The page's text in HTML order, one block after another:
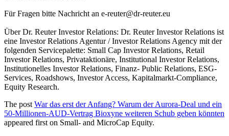
Für Fragen bitte Nachricht an e-reuter@dr-reuter.eu
Über Dr. Reuter Investor Relations: Dr. Reuter Investor Relations ist
eine Investor Relations Agentur / Investor Relations Agency mit der
folgenden Servicepalette: Small Cap Investor Relations, Retail
Investor Relations, Privataktionäre, Institutional Investor Relations,
Institutionelles Investor Relations, Finanz- Public Relations, ESG-
Services, Roadshows, Investor Access, Kapitalmarkt-Compliance,
Equity Research.
The post War das erst der Anfang? Warum der Aurora-Deal und ein
50-Millionen-AUD-Vertrag Bioxyne weiteren Schub geben könnten
appeared first on Small- and MicroCap Equity.